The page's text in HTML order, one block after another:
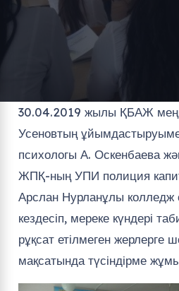
30.04.2019 жылы ҚБАЖ
Усеновтың
психологы А. Оскенбаева
ЖПҚ-ның УПИ полиция
Арслан Нурланұлы колледж
кездесіп, мереке күндері
рұқсат етілмеген
мақсатында түсіндірме